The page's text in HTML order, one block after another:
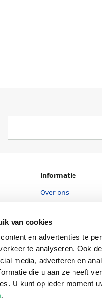
van cookies
en advertenties te
te analyseren. Ook
media, adverteren en
die u aan ze heeft
U kunt op ieder moment
.
Informatie
Over ons
Winkels en
Ondernemer
Vulnerability